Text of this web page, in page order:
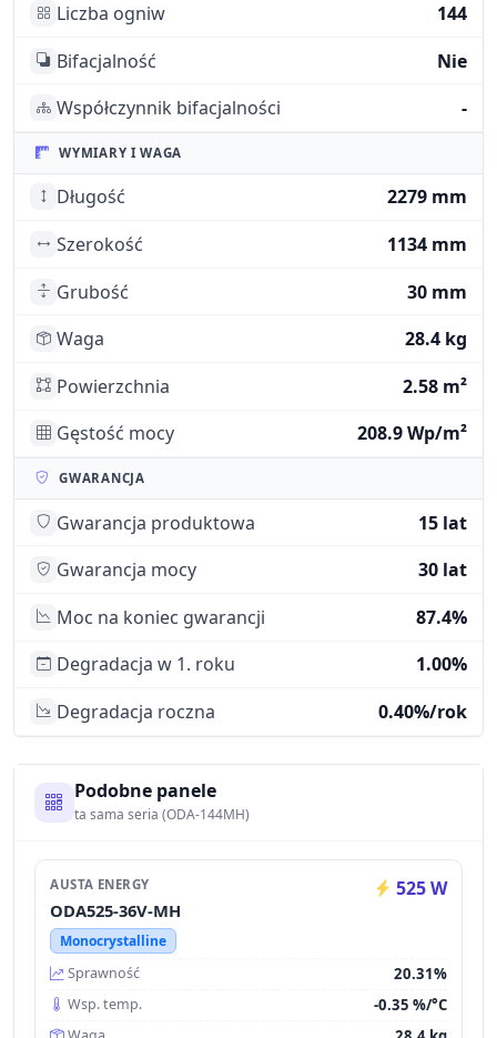
Liczba ogniw
144
Bifacjalność
Nie
Współczynnik bifacjalności
-
WYMIARY I WAGA
Długość
2279 mm
Szerokość
1134 mm
Grubość
30 mm
Waga
28.4 kg
Powierzchnia
2.58 m²
Gęstość mocy
208.9 Wp/m²
GWARANCJA
Gwarancja produktowa
15 lat
Gwarancja mocy
30 lat
Moc na koniec gwarancji
87.4%
Degradacja w 1. roku
1.00%
Degradacja roczna
0.40%/rok
Podobne panele
ta sama seria (ODA-144MH)
AUSTA ENERGY 525 W
ODA525-36V-MH
Monocrystalline
Sprawność
20.31%
Wsp. temp. -0.35 %/°C